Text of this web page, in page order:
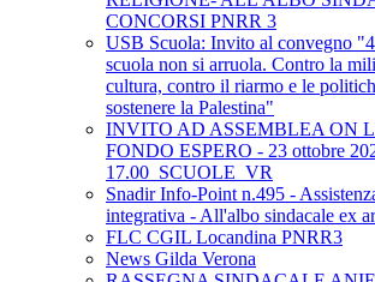
CONCORSI PNRR 3
USB Scuola: Invito al convegno
scuola non si arruola. Contro la
cultura, contro il riarmo e le
sostenere la Palestina"
INVITO AD ASSEMBLEA ON
FONDO ESPERO - 23 ottobre
17.00_SCUOLE_VR
Snadir Info-Point n.495 -
integrativa - All'albo sindacale ex
FLC CGIL Locandina PNRR3
News Gilda Verona